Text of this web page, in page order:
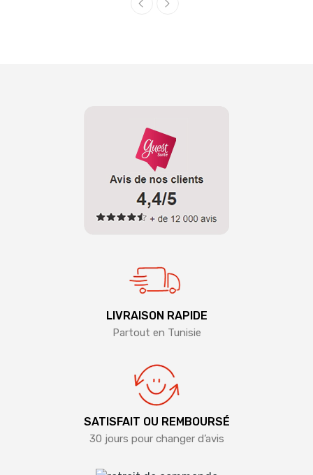
LIVRAISON RAPIDE
Partout en Tunisie
SATISFAIT OU REMBOURSÉ
30 jours pour changer d’avis